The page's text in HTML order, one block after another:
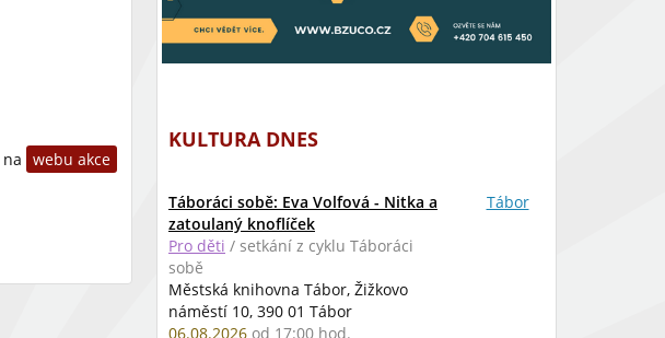
na webu akce
KULTURA DNES
Táboráci sobě: Eva Volfová - Nitka a
zatoulaný knoflíček
Pro děti / setkání z cyklu Táboráci
sobě
Městská knihovna Tábor, Žižkovo
náměstí 10, 390 01 Tábor
06.08.2026 od 17:00 hod.
Tábor